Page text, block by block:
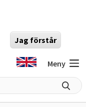
Jag förstår
Meny